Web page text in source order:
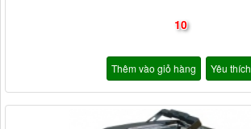
10
Thêm vào giỏ hàng Yêu thích